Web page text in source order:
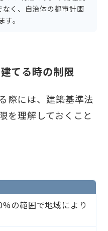
く、自治体の都市計画
。
てる時の制限
際には、建築基準法
を理解しておくこと
の範囲で地域により